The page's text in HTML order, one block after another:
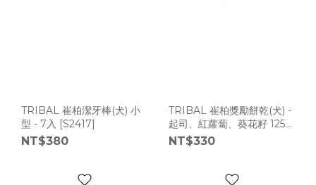
TRIBAL 崔柏潔牙棒(犬) 小
型 - 7入 [S2417]
NT$380
TRIBAL 崔柏獎勵餅乾(犬) -
起司、紅蘿蔔、葵花籽 125G
[S2417]
NT$330